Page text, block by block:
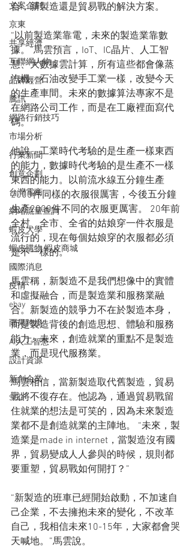
文案企劃
京東
共享經濟
互聯網人物
品牌經營
騰訊
網路行銷技巧
市場分析
行業新聞
創意企劃
台灣電商
網站流量查詢
蝦皮大學
蝦皮購物 蝦皮商城
國際消息
疫情
ebay
雨果跨境
AI人工智慧
設計資源
新創企業
SEO
合，新製造還是貿易戰的解決方案。
“以前製造業靠電，未來的製造業靠數
據。”馬雲預言，IoT、IC晶片、人工智
慧、大數據雲計算，所有這些都會像蒸
汽機、石油改變手工業一樣，改變今天
的生產車間。未來的數據算法專家不是
在網路公司工作，而是在工廠裡面寫代
碼。
他說，工業時代考驗的是生產一樣東西
的能力，數據時代考驗的是生產不一樣
東西的能力。以前流水線五分鐘生產
2000件同樣的衣服很厲害，今後五分鐘
生產2000件不同的衣服更厲害。 20年前
全村、全市、全省的姑娘穿一件衣服是
流行的，現在每個姑娘穿的衣服都必須
是不一樣的。
馬雲稱，新製造不是我們想像中的實體
和虛擬融合，而是製造業和服務業融
合。新製造的競爭力不在於製造本身，
而是製造背後的創造思想、體驗和服務
能力。未來，創造就業的重點不是製造
業，而是現代服務業。
馬雲相信，當新製造取代舊製造，貿易
戰將不復存在。他認為，通過貿易戰留
住就業的想法是可笑的，因為未來製造
業都不是創造就業的主陣地。 “未來，製
造業是made in internet，當製造沒有國
界，貿易變成人人參與的時候，規則都
要重塑，貿易戰如何開打？”
“新製造的班車已經開始啟動，不加速自
己企業，不去擁抱未來的變化，不改革
自己，我相信未來10-15年，大家都會哭
天喊地。”馬雲說。